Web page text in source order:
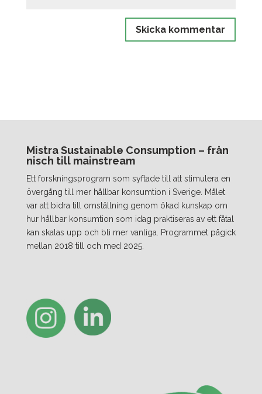
Mistra Sustainable Consumption – från
nisch till mainstream
Ett forskningsprogram som syftade till att stimulera en
övergång till mer hållbar konsumtion i Sverige. Målet
var att bidra till omställning genom ökad kunskap om
hur hållbar konsumtion som idag praktiseras av ett fåtal
kan skalas upp och bli mer vanliga. Programmet pågick
mellan 2018 till och med 2025.